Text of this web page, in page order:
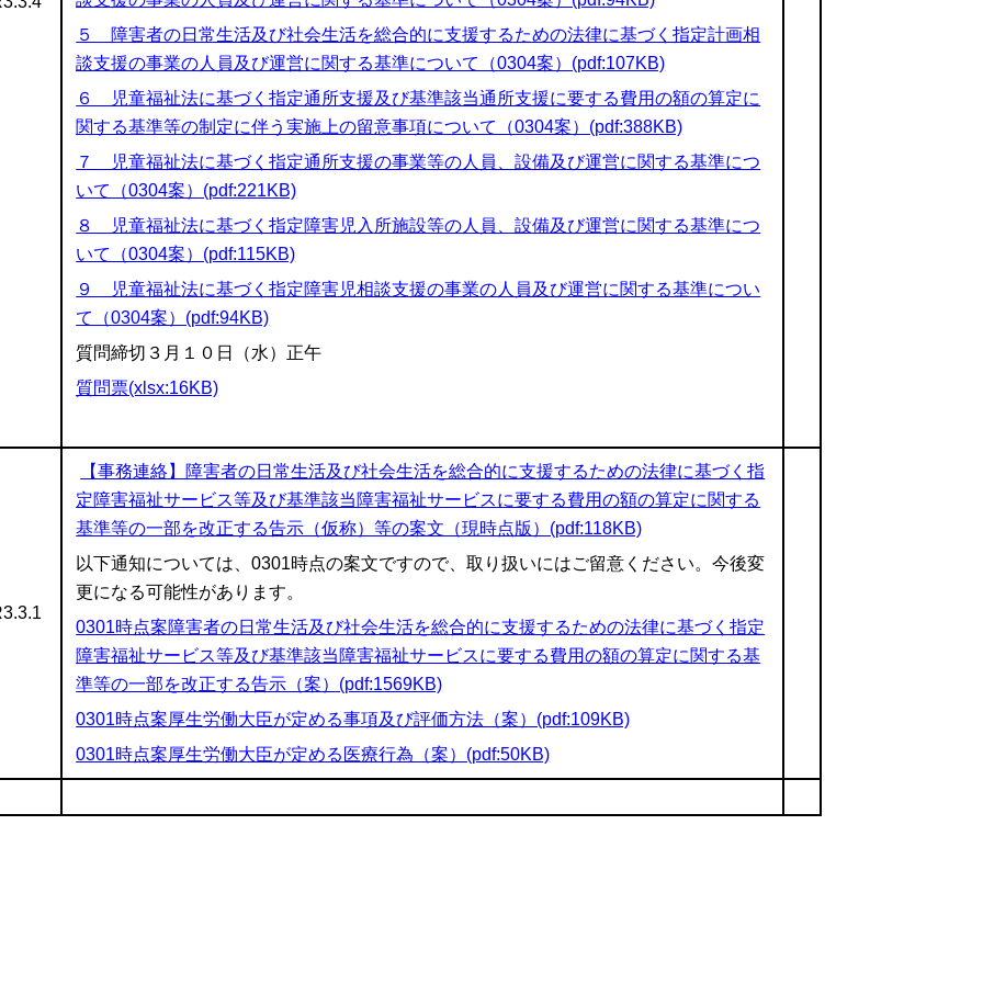
５＿障害者の日常生活及び社会生活を総合的に支援するための法律に基づく指定計画相
談支援の事業の人員及び運営に関する基準について（0304案）(pdf:107KB)
６＿児童福祉法に基づく指定通所支援及び基準該当通所支援に要する費用の額の算定に
関する基準等の制定に伴う実施上の留意事項について（0304案）(pdf:388KB)
７＿児童福祉法に基づく指定通所支援の事業等の人員、設備及び運営に関する基準につ
いて（0304案）(pdf:221KB)
８＿児童福祉法に基づく指定障害児入所施設等の人員、設備及び運営に関する基準につ
いて（0304案）(pdf:115KB)
９＿児童福祉法に基づく指定障害児相談支援の事業の人員及び運営に関する基準につい
て（0304案）(pdf:94KB)
質問締切３月１０日（水）正午
質問票(xlsx:16KB)
【事務連絡】障害者の日常生活及び社会生活を総合的に支援するための法律に基づく指
定障害福祉サービス等及び基準該当障害福祉サービスに要する費用の額の算定に関する
基準等の一部を改正する告示（仮称）等の案文（現時点版）(pdf:118KB)
以下通知については、0301時点の案文ですので、取り扱いにはご留意ください。今後変
更になる可能性があります。
0301時点案障害者の日常生活及び社会生活を総合的に支援するための法律に基づく指定
障害福祉サービス等及び基準該当障害福祉サービスに要する費用の額の算定に関する基
準等の一部を改正する告示（案）(pdf:1569KB)
0301時点案厚生労働大臣が定める事項及び評価方法（案）(pdf:109KB)
0301時点案厚生労働大臣が定める医療行為（案）(pdf:50KB)